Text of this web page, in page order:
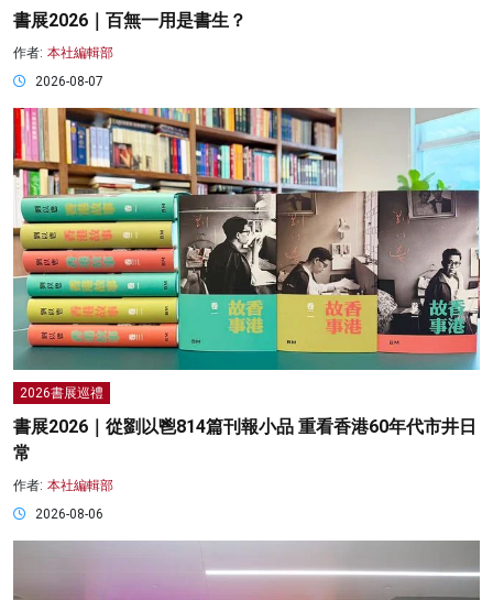
書展2026｜百無一用是書生？
作者: 本社編輯部
2026-08-07
2026書展巡禮
書展2026｜從劉以鬯814篇刊報小品 重看香港60年代市井日
常
作者: 本社編輯部
2026-08-06